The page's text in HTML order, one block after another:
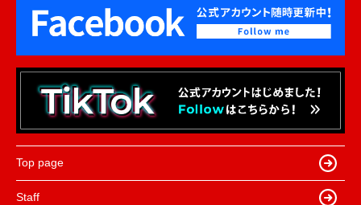
Top page
Staff